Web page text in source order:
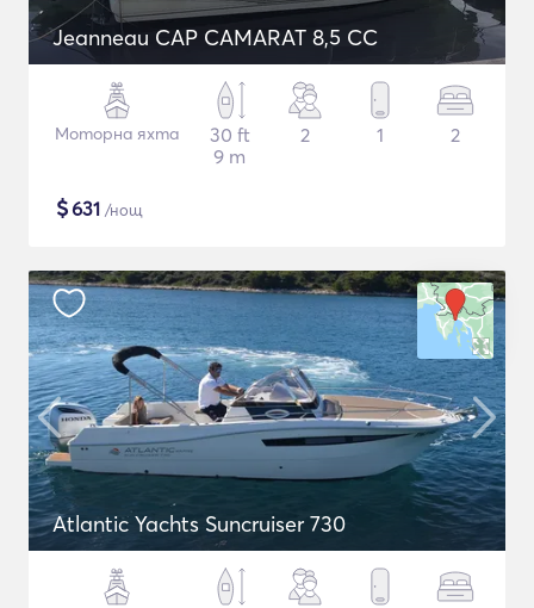
Jeanneau CAP CAMARAT 8,5 CC
Моторна яхта
30 ft
9 m
2 1 2
$631 /нощ
Atlantic Yachts Suncruiser 730